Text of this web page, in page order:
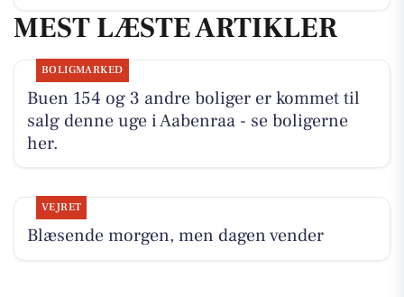
MEST LÆSTE ARTIKLER
BOLIGMARKED
Buen 154 og 3 andre boliger er kommet til
salg denne uge i Aabenraa - se boligerne
her.
VEJRET
Blæsende morgen, men dagen vender